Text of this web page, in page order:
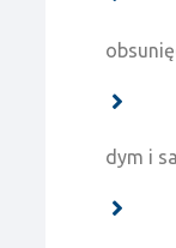
dym i